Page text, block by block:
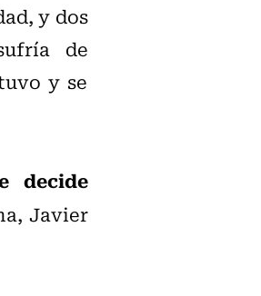
y dos
de
y se
decide
Javier